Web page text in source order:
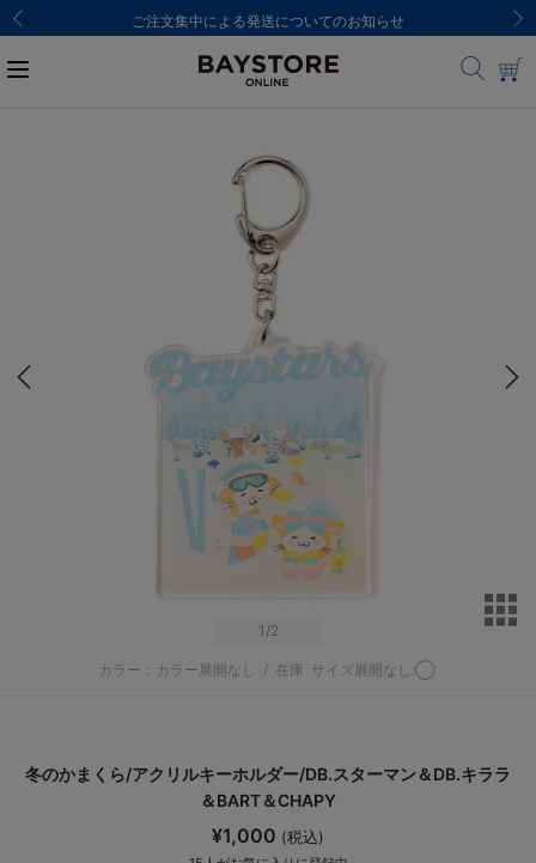
ご注文集中による発送についてのお知らせ
1 /2
カラー：カラー展開なし / 在庫 サイズ展開なし:◯
冬のかまくら/アクリルキーホルダー/DB.スターマン＆DB.キララ
＆BART＆CHAPY
¥1,000 (税込)